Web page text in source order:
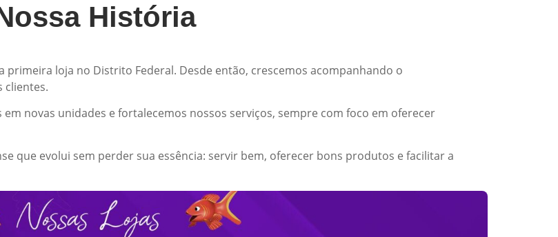
História
loja no Distrito Federal. Desde então, crescemos acompanhando o
clientes.
novas unidades e fortalecemos nossos serviços, sempre com foco em oferecer
que evolui sem perder sua essência: servir bem, oferecer bons produtos e facilitar a